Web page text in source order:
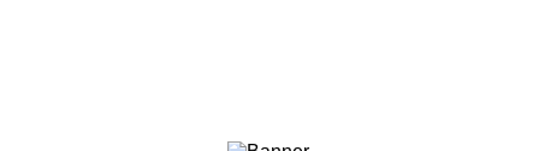
Смартфоны